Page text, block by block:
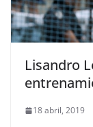
Lisandro
18 abril, 2019